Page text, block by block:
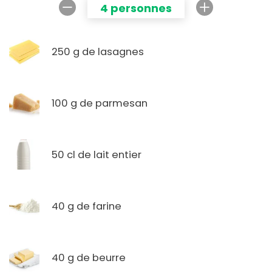
4 personnes
250 g de lasagnes
100 g de parmesan
50 cl de lait entier
40 g de farine
40 g de beurre